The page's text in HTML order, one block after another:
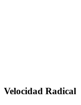
Velocidad Radical